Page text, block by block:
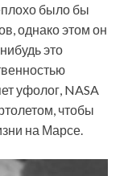
было бы
однако этом он
это
уфолог, NASA
чтобы
на Марсе.